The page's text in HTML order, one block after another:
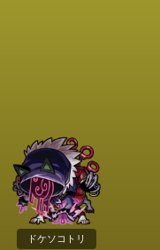
ドケソコトリ